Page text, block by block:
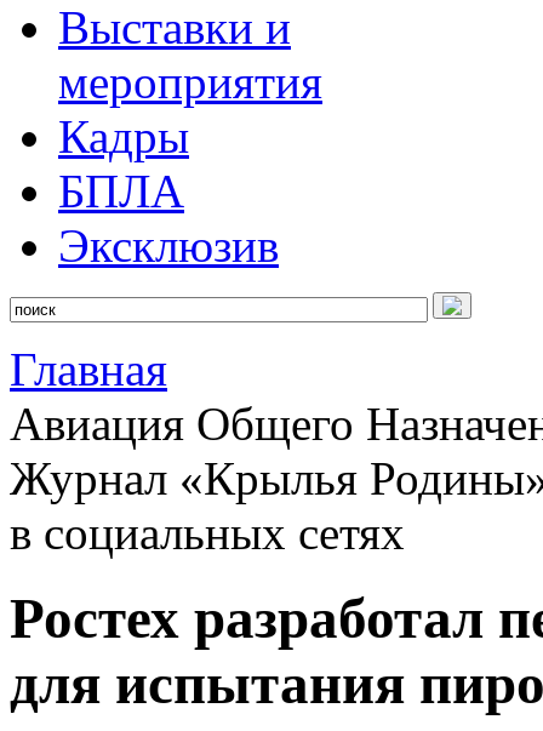
Выставки и
мероприятия
Кадры
БПЛА
Эксклюзив
Главная
Авиация Общего
Журнал «Крылья
в социальных сетях
Ростех разработал
для испытания